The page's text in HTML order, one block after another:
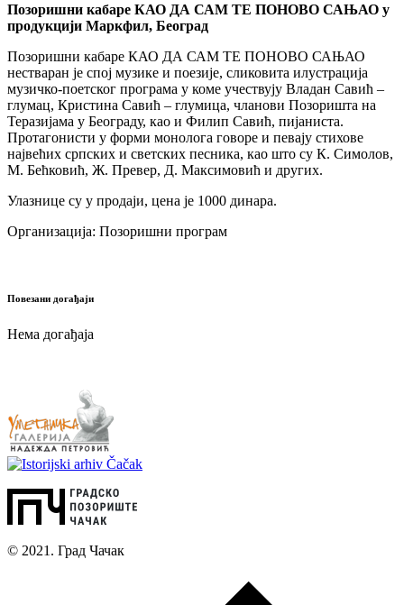
Позоришни кабаре КАО ДА САМ ТЕ ПОНОВО САЊАО у
продукцији Маркфил, Београд
Позоришни кабаре КАО ДА САМ ТЕ ПОНОВО САЊАО
нестваран је спој музике и поезије, сликовита илустрација
музичко-поетског програма у коме учествују Владан Савић –
глумац, Кристина Савић – глумица, чланови Позоришта на
Теразијама у Београду, као и Филип Савић, пијаниста.
Протагонисти у форми монолога говоре и певају стихове
највећих српских и светских песника, као што су К. Симолов,
М. Бећковић, Ж. Превер, Д. Максимовић и других.
Улазнице су у продаји, цена је 1000 динара.
Организација: Позоришни програм
Повезани догађаји
Нема догађаја
© 2021. Град Чачак